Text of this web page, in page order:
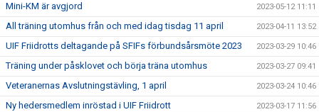
Mini-KM är avgjord 2023-05-12 11:11
All träning utomhus från och med idag tisdag 11 april 2023-04-11 13:52
UIF Friidrotts deltagande på SFIFs förbundsårsmöte 2023 2023-03-29 10:46
Träning under påsklovet och börja träna utomhus 2023-03-27 09:41
Veteranernas Avslutningstävling, 1 april 2023-03-24 10:46
Ny hedersmedlem inröstad i UIF Friidrott 2023-03-17 11:56